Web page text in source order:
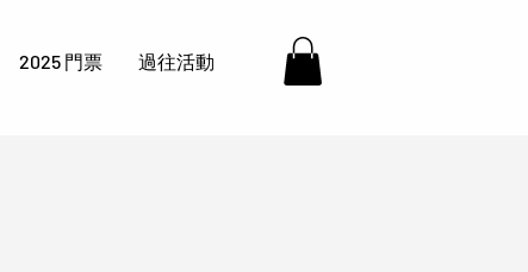
2025 門票 過往活動